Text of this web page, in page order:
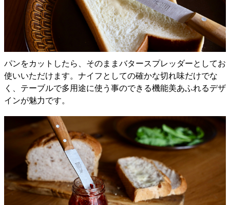
パンをカットしたら、そのままバタースプレッダーとしてお
使いいただけます。ナイフとしての確かな切れ味だけでな
く、テーブルで多用途に使う事のできる機能美あふれるデザ
インが魅力です。